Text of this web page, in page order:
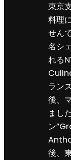
東京
料理
せん
名シ
れる
ラン
後、
まし
ン
後、